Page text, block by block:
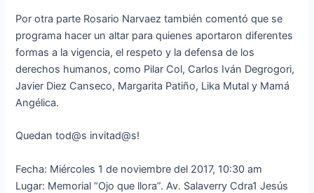
Por otra parte Rosario Narvaez también comentó que se
programa hacer un altar para quienes aportaron diferentes
formas a la vigencia, el respeto y la defensa de los
derechos humanos, como Pilar Col, Carlos Iván Degrogori,
Javier Diez Canseco, Margarita Patiño, Lika Mutal y Mamá
Angélica.
Quedan tod@s invitad@s!
Fecha: Miércoles 1 de noviembre del 2017, 10:30 am
Lugar: Memorial “Ojo que llora”. Av. Salaverry Cdra1 Jesús